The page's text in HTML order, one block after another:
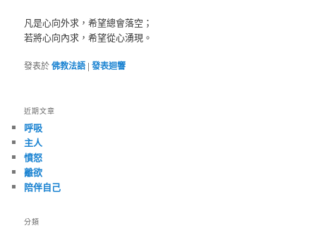
凡是心向外求，希望總會落空；
若將心向內求，希望從心湧現。
發表於佛教法語 |發表迴響
近期文章
呼吸
主人
憤怒
離欲
陪伴自己
分類